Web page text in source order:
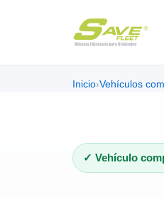
Inicio›Vehículos
✓ Vehículo